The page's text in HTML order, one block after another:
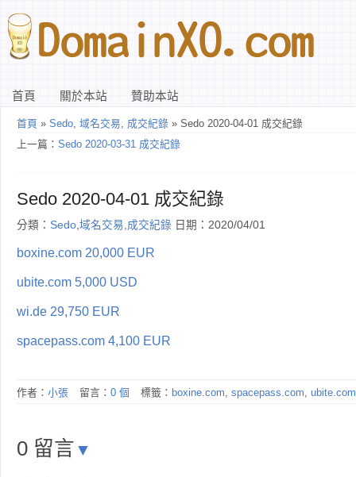
首頁 關於本站 贊助本站
首頁 » Sedo, 域名交易, 成交紀錄 » Sedo 2020-04-01 成交紀錄
上一篇： Sedo 2020-03-31 成交紀錄
Sedo 2020-04-01 成交紀錄
分類： Sedo,域名交易,成交紀錄 日期：2020/04/01
boxine.com 20,000 EUR
ubite.com 5,000 USD
wi.de 29,750 EUR
spacepass.com 4,100 EUR
作者： 小張 留言： 0 個 標籤： boxine.com, spacepass.com, ubite.com
0 留言 ▼